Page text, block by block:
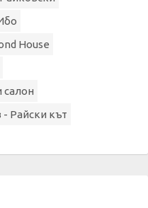
House
салон
- Райски кът